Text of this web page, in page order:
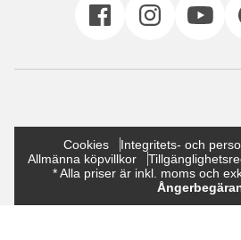
Cookies
Integritets- och
Allmänna köpvillkor
* Alla priser är inkl. moms och